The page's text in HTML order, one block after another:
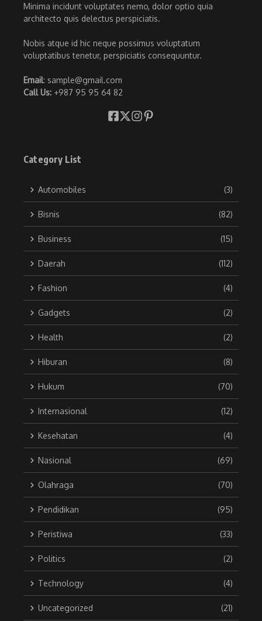
Minima incidunt voluptates nemo, dolor optio quia
architecto quis delectus perspiciatis.
Nobis atque id hic neque possimus voluptatum
voluptatibus tenetur, perspiciatis consequuntur.
Email: sample@gmail.com
Call Us: +987 95 95 64 82
Category List
Automobiles (3)
Bisnis (82)
Business (15)
Daerah (112)
Fashion (4)
Gadgets (2)
Health (2)
Hiburan (8)
Hukum (70)
Internasional (12)
Kesehatan (4)
Nasional (69)
Olahraga (70)
Pendidikan (95)
Peristiwa (33)
Politics (2)
Technology (4)
Uncategorized (21)